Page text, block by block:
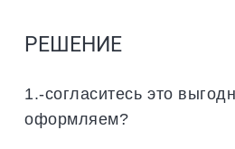
РЕШЕНИЕ
1.-согласитесь это
оформляем?